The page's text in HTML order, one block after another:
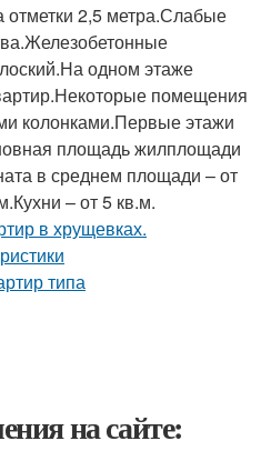
отметки 2,5 метра.Слабые
одном этаже
помещения
колонками.Первые этажи
площадь жилплощади
в среднем площади – от
– от 5 кв.м.
на сайте: